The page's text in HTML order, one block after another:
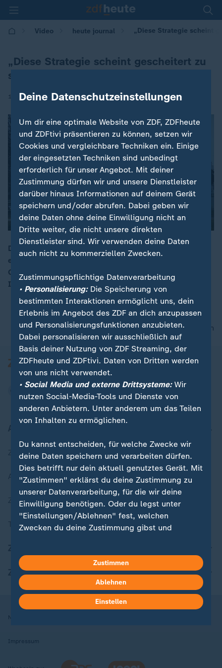
Video heute journal „Diese Strategie scheint
„Diese Strategie scheint gescheitert zu
sein“
17.01.2026 | 21:45
Donald Trump droht Deutschland und weiteren
europäischen Staaten mit Zöllen, wenn sie sich seinen
Grönland-Plänen widersetzen. Claudia Bates und
Isabelle Schaefers analysieren.
nach oben
Zuletzt veröffentlicht
Aktuelle Sendungs-Videos
ZDFheute Stories
Themen im Überblick
ZDFheute Apps
Nutzungsbedingungen
Impressum
Deine Datenschutzeinstellungen
Um dir eine optimale Website von ZDF, ZDFheute
und ZDFtivi präsentieren zu können, setzen wir
Cookies und vergleichbare Techniken ein. Einige
der eingesetzten Techniken sind unbedingt
erforderlich für unser Angebot. Mit deiner
Zustimmung dürfen wir und unsere Dienstleister
darüber hinaus Informationen auf deinem Gerät
speichern und/oder abrufen. Dabei geben wir
deine Daten ohne deine Einwilligung nicht an
Dritte weiter, die nicht unsere direkten
Dienstleister sind. Wir verwenden deine Daten
auch nicht zu kommerziellen Zwecken.
Zustimmungspflichtige Datenverarbeitung
• Personalisierung:Die Speicherung von
bestimmten Interaktionen ermöglicht uns, dein
Erlebnis im Angebot des ZDF an dich anzupassen
und Personalisierungsfunktionen anzubieten.
Dabei personalisieren wir ausschließlich auf
Basis deiner Nutzung von ZDF Streaming, der
ZDFheute und ZDFtivi. Daten von Dritten werden
von uns nicht verwendet.
• Social Media und externe Drittsysteme:Wir
nutzen Social-Media-Tools und Dienste von
anderen Anbietern. Unter anderem um das Teilen
von Inhalten zu ermöglichen.
Du kannst entscheiden, für welche Zwecke wir
deine Daten speichern und verarbeiten dürfen.
Dies betrifft nur dein aktuell genutztes Gerät. Mit
"Zustimmen" erklärst du deine Zustimmung zu
unserer Datenverarbeitung, für die wir deine
Einwilligung benötigen. Oder du legst unter
"Einstellungen/Ablehnen" fest, welchen
Zwecken du deine Zustimmung gibst und
in deinen Einstellungen widerrufen oder ändern.
Hier findest du das Impressum.
Weitere Informationen findest du in unserer
Datenschutzerklärung.
Zustimmen
Ablehnen
Einstellen